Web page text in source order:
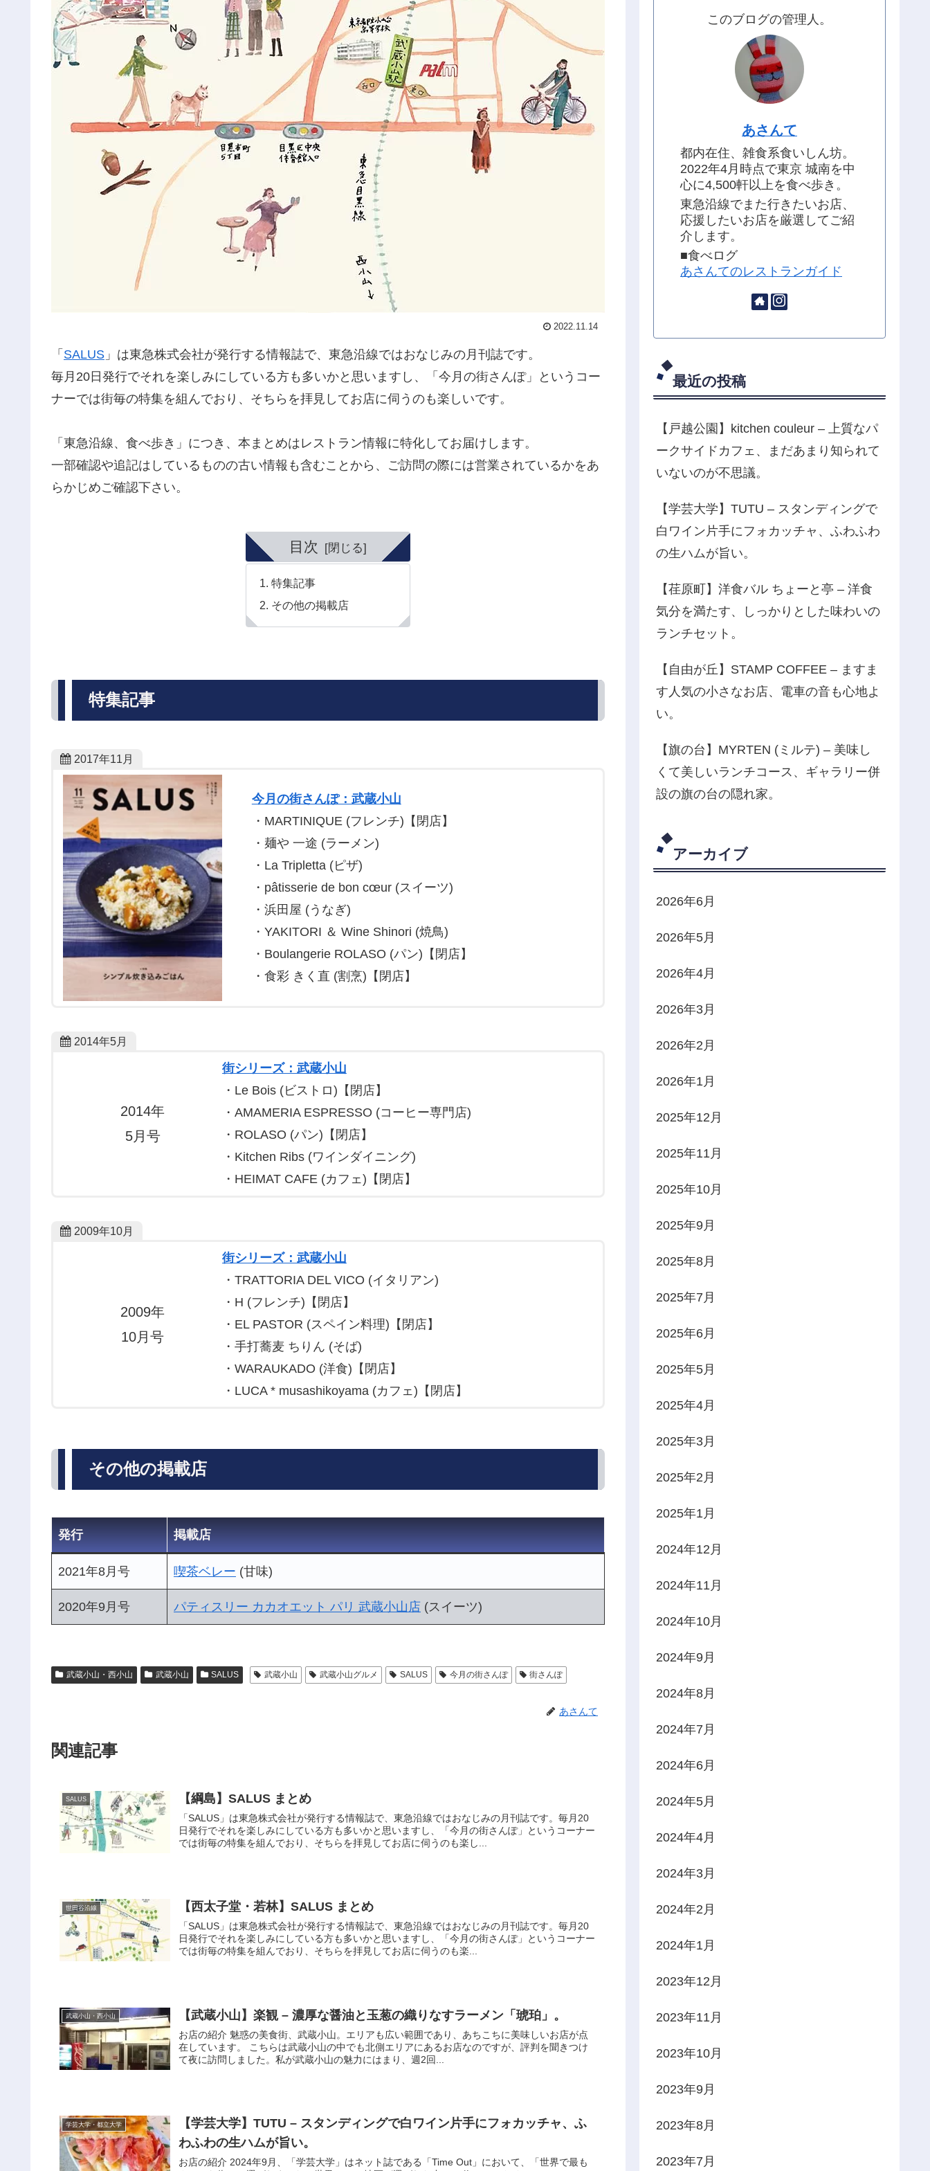
2022.11.14
「 SALUS 」は東急株式会社が発行する情報誌で、東急沿線ではおなじみの月刊誌です。
毎月20日発行でそれを楽しみにしている方も多いかと思いますし、「今月の街さんぽ」というコー
ナーでは街毎の特集を組んでおり、そちらを拝見してお店に伺うのも楽しいです。
「東急沿線、食べ歩き」につき、本まとめはレストラン情報に特化してお届けします。
一部確認や追記はしているものの古い情報も含むことから、ご訪問の際には営業されているかをあ
らかじめご確認下さい。
目次
特集記事
その他の掲載店
特集記事
2017年11月
今月の街さんぽ：武蔵小山
・MARTINIQUE (フレンチ)【閉店】
・麺や 一途 (ラーメン)
・La Tripletta (ピザ)
・pâtisserie de bon cœur (スイーツ)
・浜田屋 (うなぎ)
・YAKITORI ＆ Wine Shinori (焼鳥)
・Boulangerie ROLASO (パン)【閉店】
・食彩 きく直 (割烹)【閉店】
2014年5月
2014年
5月号
街シリーズ：武蔵小山
・Le Bois (ビストロ)【閉店】
・AMAMERIA ESPRESSO (コーヒー専門店)
・ROLASO (パン)【閉店】
・Kitchen Ribs (ワインダイニング)
・HEIMAT CAFE (カフェ)【閉店】
2009年10月
2009年
10月号
街シリーズ：武蔵小山
・TRATTORIA DEL VICO (イタリアン)
・H (フレンチ)【閉店】
・EL PASTOR (スペイン料理)【閉店】
・手打蕎麦 ちりん (そば)
・WARAUKADO (洋食)【閉店】
・LUCA * musashikoyama (カフェ)【閉店】
その他の掲載店
発行 掲載店
2021年8月号 喫茶ベレー (甘味)
2020年9月号 パティスリー カカオエット パリ 武蔵小山店 (スイーツ)
武蔵小山・西小山 武蔵小山 SALUS 武蔵小山 武蔵小山グルメ SALUS 今月の街さんぽ 街さんぽ
あさんて
関連記事
SALUS 【綱島】SALUS まとめ
「SALUS」は東急株式会社が発行する情報誌で、東急沿線ではおなじみの月刊誌です。毎月20
日発行でそれを楽しみにしている方も多いかと思いますし、「今月の街さんぽ」というコーナー
では街毎の特集を組んでおり、そちらを拝見してお店に伺うのも楽し...
世田谷沿線 【西太子堂・若林】SALUS まとめ
「SALUS」は東急株式会社が発行する情報誌で、東急沿線ではおなじみの月刊誌です。毎月20
日発行でそれを楽しみにしている方も多いかと思いますし、「今月の街さんぽ」というコーナー
では街毎の特集を組んでおり、そちらを拝見してお店に伺うのも楽...
武蔵小山・西小山 【武蔵小山】楽観 – 濃厚な醤油と玉葱の織りなすラーメン「琥珀」。
お店の紹介 魅惑の美食街、武蔵小山。エリアも広い範囲であり、あちこちに美味しいお店が点
在しています。 こちらは武蔵小山の中でも北側エリアにあるお店なのですが、評判を聞きつけ
て夜に訪問しました。私が武蔵小山の魅力にはまり、週2回...
学芸大学・都立大学
【学芸大学】TUTU – スタンディングで白ワイン片手にフォカッチャ、ふ
わふわの生ハムが旨い。
お店の紹介 2024年9月、「学芸大学」はネット誌である「Time Out」において、「世界で最も
このブログの管理人。
あさんて
都内在住、雑食系食いしん坊。
2022年4月時点で東京 城南を中
心に4,500軒以上を食べ歩き。
東急沿線でまた行きたいお店、
応援したいお店を厳選してご紹
介します。
■食べログ
あさんてのレストランガイド
最近の投稿
【戸越公園】kitchen couleur – 上質なパ
ークサイドカフェ、まだあまり知られて
いないのが不思議。
【学芸大学】TUTU – スタンディングで
白ワイン片手にフォカッチャ、ふわふわ
の生ハムが旨い。
【荏原町】洋食バル ちょーと亭 – 洋食
気分を満たす、しっかりとした味わいの
ランチセット。
【自由が丘】STAMP COFFEE – ますま
す人気の小さなお店、電車の音も心地よ
い。
【旗の台】MYRTEN (ミルテ) – 美味し
くて美しいランチコース、ギャラリー併
設の旗の台の隠れ家。
アーカイブ
2026年6月
2026年5月
2026年4月
2026年3月
2026年2月
2026年1月
2025年12月
2025年11月
2025年10月
2025年9月
2025年8月
2025年7月
2025年6月
2025年5月
2025年4月
2025年3月
2025年2月
2025年1月
2024年12月
2024年11月
2024年10月
2024年9月
2024年8月
2024年7月
2024年6月
2024年5月
2024年4月
2024年3月
2024年2月
2024年1月
2023年12月
2023年11月
2023年10月
2023年9月
2023年8月
2023年7月